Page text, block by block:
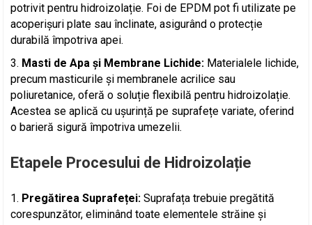
potrivit pentru hidroizolație. Foi de EPDM pot fi utilizate pe
acoperișuri plate sau înclinate, asigurând o protecție
durabilă împotriva apei.
Masti de Apa și Membrane Lichide: Materialele lichide,
precum masticurile și membranele acrilice sau
poliuretanice, oferă o soluție flexibilă pentru hidroizolație.
Acestea se aplică cu ușurință pe suprafețe variate, oferind
o barieră sigură împotriva umezelii.
Etapele Procesului de Hidroizolație
Pregătirea Suprafeței: Suprafața trebuie pregătită
corespunzător, eliminând toate elementele străine și